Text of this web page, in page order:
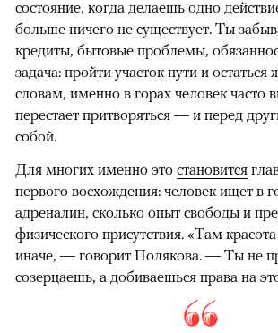
состояние, когда делаешь одно
больше ничего не существует. Ты
кредиты, бытовые проблемы,
задача: пройти участок пути и
словам, именно в горах человек часто
перестает притворяться — и перед
собой.
Для многих именно это становится
первого восхождения: человек ищет в
адреналин, сколько опыт свободы и
физического присутствия. «Там
иначе, — говорит Полякова. — Ты не
созерцаешь, а добиваешься права на